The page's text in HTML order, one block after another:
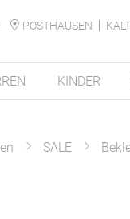
POSTHAUSEN
KINDER
SALE